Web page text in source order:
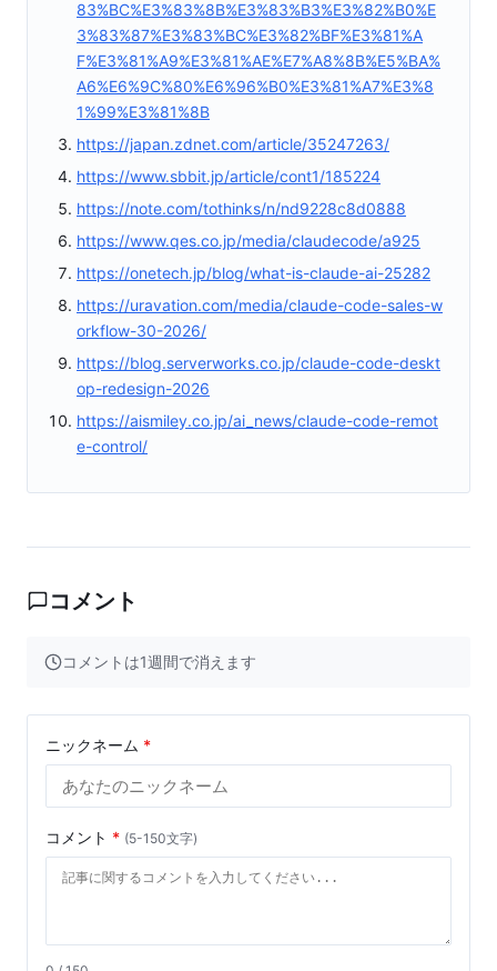
83%BC%E3%83%8B%E3%83%B3%E3%82%B0%E
3%83%87%E3%83%BC%E3%82%BF%E3%81%A
F%E3%81%A9%E3%81%AE%E7%A8%8B%E5%BA%
A6%E6%9C%80%E6%96%B0%E3%81%A7%E3%8
1%99%E3%81%8B
https://japan.zdnet.com/article/35247263/
https://www.sbbit.jp/article/cont1/185224
https://note.com/tothinks/n/nd9228c8d0888
https://www.qes.co.jp/media/claudecode/a925
https://onetech.jp/blog/what-is-claude-ai-25282
https://uravation.com/media/claude-code-sales-w
orkflow-30-2026/
https://blog.serverworks.co.jp/claude-code-deskt
op-redesign-2026
https://aismiley.co.jp/ai_news/claude-code-remot
e-control/
コメント
コメントは1週間で消えます
ニックネーム *
コメント * (5-150文字)